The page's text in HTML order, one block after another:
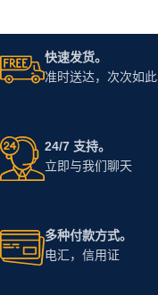
快速发货。
准时送达，次次如此
24/7 支持。
立即与我们聊天
多种付款方式。
电汇，信用证